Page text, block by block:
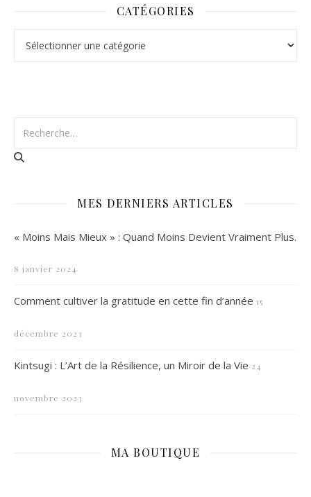
CATÉGORIES
MES DERNIERS ARTICLES
« Moins Mais Mieux » : Quand Moins Devient Vraiment Plus.
8 janvier 2024
Comment cultiver la gratitude en cette fin d’année 15
décembre 2023
Kintsugi : L’Art de la Résilience, un Miroir de la Vie 24
novembre 2023
MA BOUTIQUE